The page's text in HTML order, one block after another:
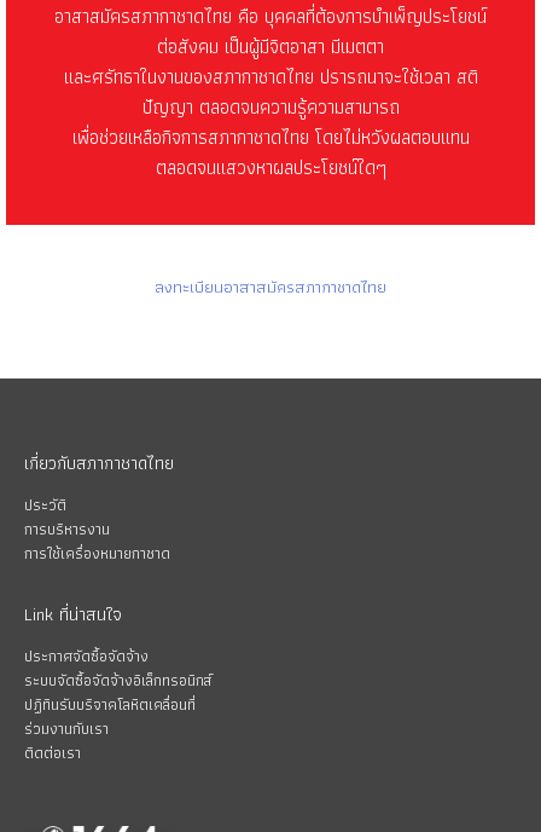
อาสาสมัครสภากาชาดไทย คือ บุคคลที่ต้องการบำเพ็ญประโยชน์
ต่อสังคม เป็นผู้มีจิตอาสา มีเมตตา
และศรัทธาในงานของสภากาชาดไทย ปรารถนาจะใช้เวลา สติ
ปัญญา ตลอดจนความรู้ความสามารถ
เพื่อช่วยเหลือกิจการสภากาชาดไทย โดยไม่หวังผลตอบแทน
ตลอดจนแสวงหาผลประโยชน์ใดๆ
ลงทะเบียนอาสาสมัครสภากาชาดไทย
เกี่ยวกับสภากาชาดไทย
ประวัติ
การบริหารงาน
การใช้เครื่องหมายกาชาด
Link ที่น่าสนใจ
ประกาศจัดซื้อจัดจ้าง
ระบบจัดซื้อจัดจ้างอิเล็กทรอนิกส์
ปฏิทินรับบริจาคโลหิตเคลื่อนที่
ร่วมงานกับเรา
ติดต่อเรา